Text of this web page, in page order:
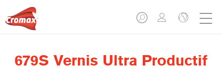
679S Vernis Ultra Productif